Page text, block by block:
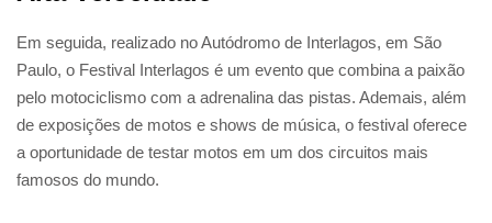
Em seguida, realizado no Autódromo de Interlagos, em São
Paulo, o Festival Interlagos é um evento que combina a paixão
pelo motociclismo com a adrenalina das pistas. Ademais, além
de exposições de motos e shows de música, o festival oferece
a oportunidade de testar motos em um dos circuitos mais
famosos do mundo.